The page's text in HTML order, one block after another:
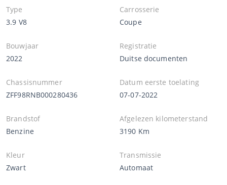
Type
3.9 V8
Carrosserie
Coupe
Bouwjaar
2022
Registratie
Duitse documenten
Chassisnummer
ZFF98RNB000280436
Datum eerste toelating
07-07-2022
Brandstof
Benzine
Afgelezen kilometerstand
3190 Km
Kleur
Zwart
Transmissie
Automaat